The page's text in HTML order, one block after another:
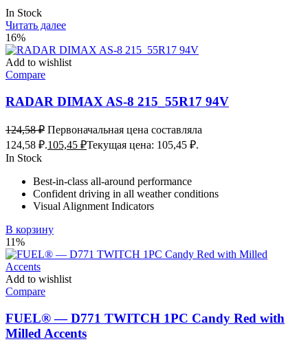
In Stock
Читать далее
16%
Add to wishlist
Compare
RADAR DIMAX AS-8 215_55R17 94V
124,58₽ Первоначальная цена составляла
124,58 ₽.105,45 ₽Текущая цена: 105,45 ₽.
In Stock
Best-in-class all-around performance
Confident driving in all weather conditions
Visual Alignment Indicators
В корзину
11%
Add to wishlist
Compare
FUEL® — D771 TWITCH 1PC Candy Red with
Milled Accents